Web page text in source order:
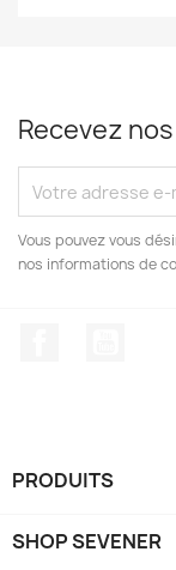
Recevez
Vous pouvez vous
nos informations de
PRODUITS
SHOP SEVENER